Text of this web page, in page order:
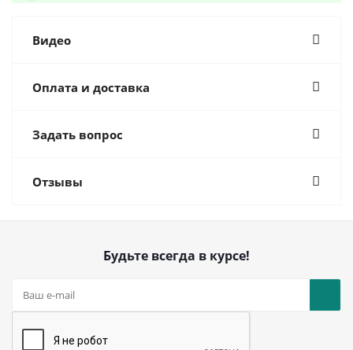
Видео
Оплата и доставка
Задать вопрос
Отзывы
Будьте всегда в курсе!